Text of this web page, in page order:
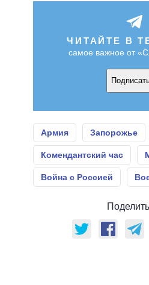
ЧИТАЙТЕ В
самое важное от
Армия Запорожье
Комендантский час
Война с Россией